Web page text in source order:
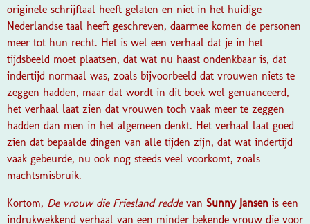
originele schrijftaal heeft gelaten en niet in het huidige
Nederlandse taal heeft geschreven, daarmee komen de personen
meer tot hun recht. Het is wel een verhaal dat je in het
tijdsbeeld moet plaatsen, dat wat nu haast ondenkbaar is, dat
indertijd normaal was, zoals bijvoorbeeld dat vrouwen niets te
zeggen hadden, maar dat wordt in dit boek wel genuanceerd,
het verhaal laat zien dat vrouwen toch vaak meer te zeggen
hadden dan men in het algemeen denkt. Het verhaal laat goed
zien dat bepaalde dingen van alle tijden zijn, dat wat indertijd
vaak gebeurde, nu ook nog steeds veel voorkomt, zoals
machtsmisbruik.
Kortom, De vrouw die Friesland reddevan Sunny Jansen is een
indrukwekkend verhaal van een minder bekende vrouw die voor